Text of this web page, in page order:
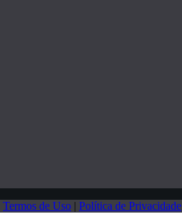
Termos de Uso | Política de Privacidade